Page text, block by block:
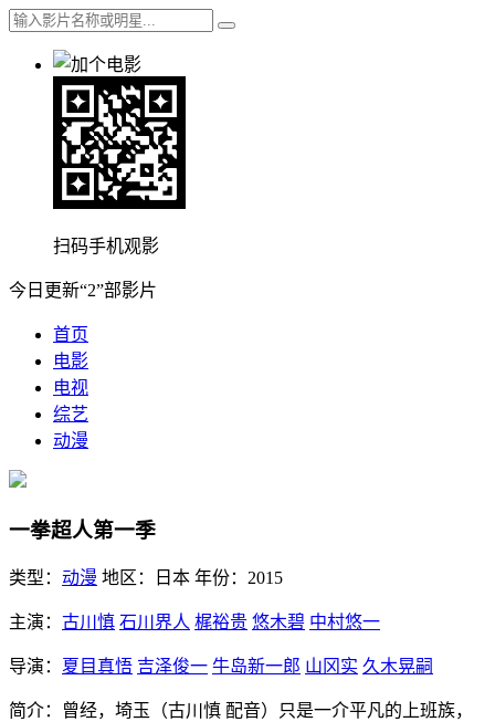
扫码手机观影
今日更新“2”部影片
首页
电影
电视
综艺
动漫
一拳超人第一季
类型： 动漫 地区： 日本 年份： 2015
主演： 古川慎 石川界人 梶裕贵 悠木碧 中村悠一
导演： 夏目真悟 吉泽俊一 牛岛新一郎 山冈实 久木晃嗣
简介：
曾经，埼玉（古川慎 配音）只是一介平凡的上班族，